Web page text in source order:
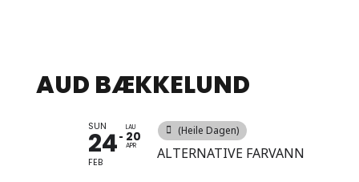
AUD BÆKKELUND
SUN
24
FEB
LAU
20
APR
(Heile Dagen)
ALTERNATIVE FARVANN